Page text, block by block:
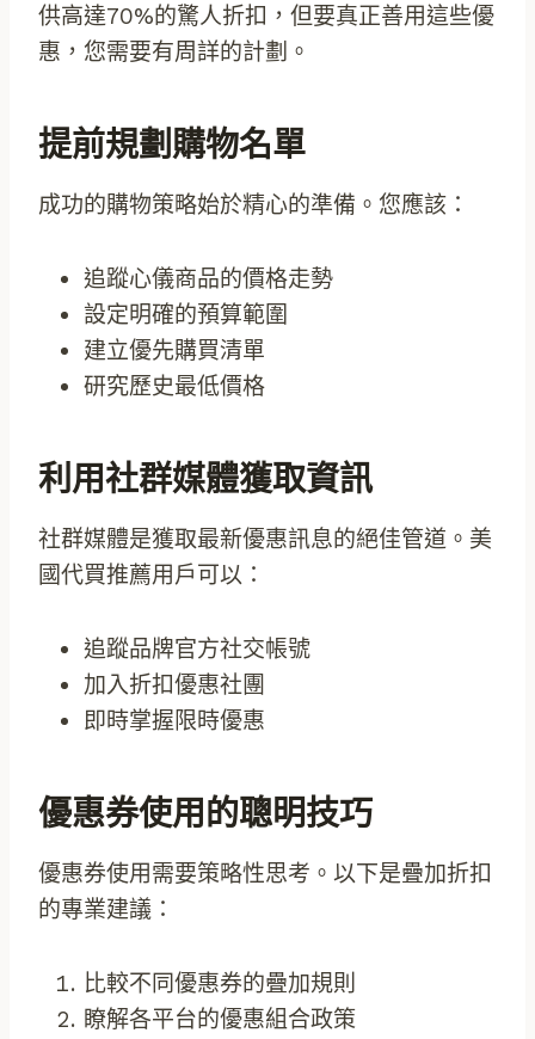
供高達70%的驚人折扣，但要真正善用這些優
惠，您需要有周詳的計劃。
提前規劃購物名單
成功的購物策略始於精心的準備。您應該：
追蹤心儀商品的價格走勢
設定明確的預算範圍
建立優先購買清單
研究歷史最低價格
利用社群媒體獲取資訊
社群媒體是獲取最新優惠訊息的絕佳管道。美
國代買推薦用戶可以：
追蹤品牌官方社交帳號
加入折扣優惠社團
即時掌握限時優惠
優惠券使用的聰明技巧
優惠券使用需要策略性思考。以下是疊加折扣
的專業建議：
比較不同優惠券的疊加規則
瞭解各平台的優惠組合政策